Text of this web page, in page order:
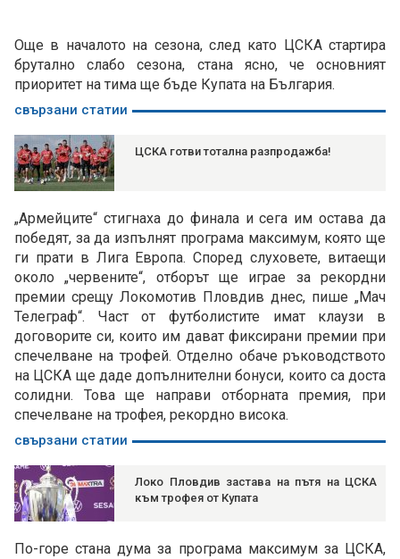
Още в началото на сезона, след като ЦСКА стартира
брутално слабо сезона, стана ясно, че основният
приоритет на тима ще бъде Купата на България.
свързани статии
ЦСКА готви тотална разпродажба!
„Армейците“ стигнаха до финала и сега им остава да
победят, за да изпълнят програма максимум, която ще
ги прати в Лига Европа. Според слуховете, витаещи
около „червените“, отборът ще играе за рекордни
премии срещу Локомотив Пловдив днес, пише „Мач
Телеграф“. Част от футболистите имат клаузи в
договорите си, които им дават фиксирани премии при
спечелване на трофей. Отделно обаче ръководството
на ЦСКА ще даде допълнителни бонуси, които са доста
солидни. Това ще направи отборната премия, при
спечелване на трофея, рекордно висока.
свързани статии
Локо Пловдив застава на пътя на ЦСКА
към трофея от Купата
По-горе стана дума за програма максимум за ЦСКА,